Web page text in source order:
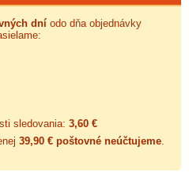
dní odo dňa objednávky
sledovania: 3,60 €
39,90 € poštovné neúčtujeme